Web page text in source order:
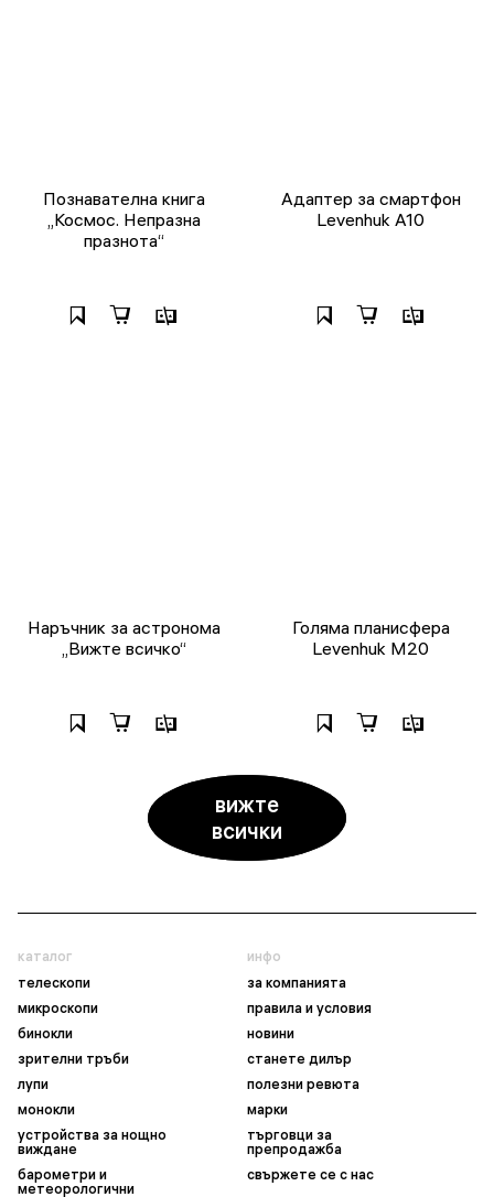
Познавателна книга
„Космос. Непразна
празнота“
Адаптер за смартфон
Levenhuk A10
Наръчник за астронома
„Вижте всичко“
Голяма планисфера
Levenhuk M20
вижте
всички
каталог
телескопи
микроскопи
бинокли
зрителни тръби
лупи
монокли
устройства за нощно
виждане
барометри и
метеорологични
инфо
за компанията
правила и условия
новини
станете дилър
полезни ревюта
марки
търговци за
препродажба
свържете се с нас